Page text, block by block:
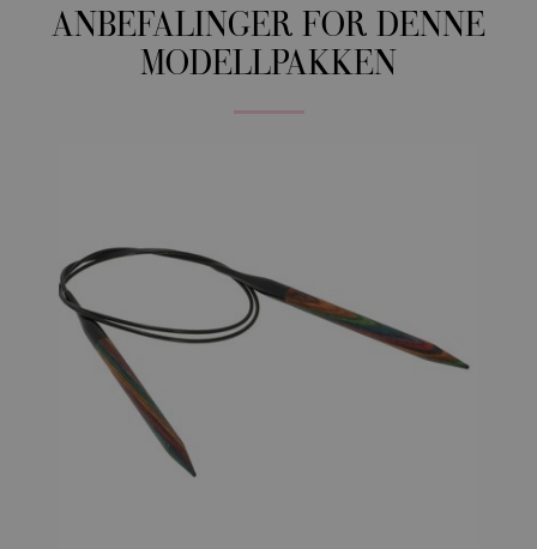
ANBEFALINGER FOR DENNE
MODELLPAKKEN